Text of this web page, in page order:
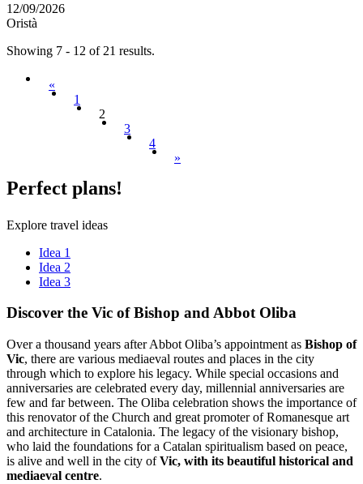
12/09/2026
Oristà
Showing 7 - 12 of 21 results.
«
1
2
3
4
»
Perfect plans!
Explore travel ideas
Idea 1
Idea 2
Idea 3
Discover the Vic of Bishop and Abbot Oliba
Over a thousand years after Abbot Oliba’s appointment as Bishop of
Vic, there are various mediaeval routes and places in the city
through which to explore his legacy. While special occasions and
anniversaries are celebrated every day, millennial anniversaries are
few and far between. The Oliba celebration shows the importance of
this renovator of the Church and great promoter of Romanesque art
and architecture in Catalonia. The legacy of the visionary bishop,
who laid the foundations for a Catalan spiritualism based on peace,
is alive and well in the city ofVic, with its beautiful historical and
mediaeval centre.